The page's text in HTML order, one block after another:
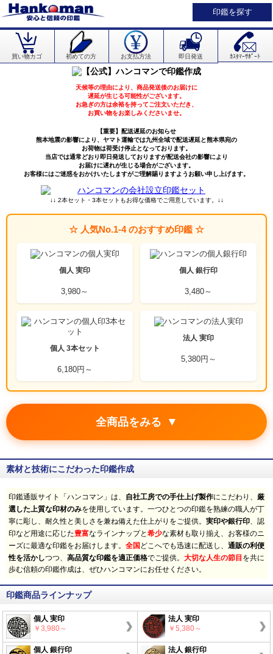
印鑑を探す
買い物カゴ 初めての方 お支払方法 即日発送 ｶｽﾀﾏｰｻﾎﾟｰﾄ
天候等の理由により、商品発送後のお届けに
遅延が生じる可能性がございます。
お急ぎの方は余裕を持ってご注文いただき、
お買い物をお楽しみくださいませ。
【重要】配送遅延のお知らせ
熊本地震の影響により、ヤマト運輸では九州全域で配送遅延と熊本県宛の
お荷物は荷受け停止となっております。
当店では通常どおり即日発送しておりますが配送会社の影響により
お届けに遅れが生じる場合がございます。
お客様にはご迷惑をおかけいたしますがご理解賜りますようお願い申し上げます。
↓↓ 2本セット・3本セットもお得な価格でご用意しています。↓↓
☆ 人気No.1-4 のおすすめ印鑑 ☆
個人 実印
3,980～
個人 銀行印
3,480～
個人 3本セット
6,180円～
法人 実印
5,380円～
全商品をみる ▼
素材と技術にこだわった印鑑作成
印鑑通販サイト「ハンコマン」は、 自社工房での手仕上げ製作にこだわり、
厳
選した上質な印材のみを使用しています。一つひとつの印鑑を熟練の職人が丁
寧に彫し、耐久性と美しさを兼ね備えた仕上がりをご提供。 実印や銀行印、認
印など用途に応じた豊富なラインナップと希少な素材も取り揃え、お客様のニ
ーズに最適な印鑑をお届けします。 全国 どこへでも迅速に配送し、 通販の利便
性を活かしつつ、 高品質な印鑑を適正価格でご提供。 大切な人生の節目 を共に
歩む信頼の印鑑作成は、ぜひハンコマンにお任せください。
印鑑商品ラインナップ
個人 実印
￥3,980～
法人 実印
￥5,380～
個人 銀行印 法人 銀行印